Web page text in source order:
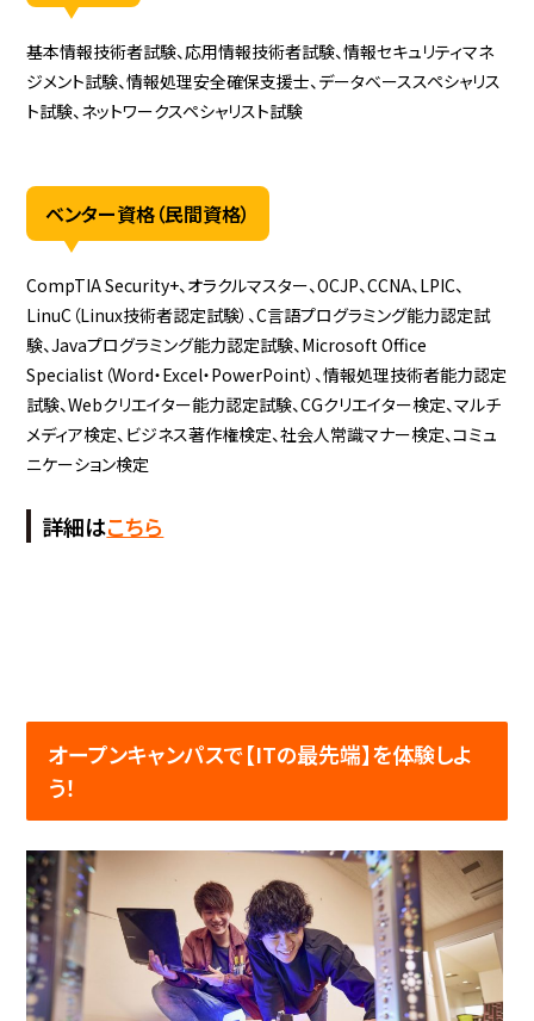
基本情報技術者試験、応用情報技術者試験、情報セキュリティマネ
ジメント試験、情報処理安全確保支援士、データベーススペシャリス
ト試験、ネットワークスペシャリスト試験
ベンター資格（民間資格）
CompTIA Security+、オラクルマスター、OCJP、CCNA、LPIC、
LinuC（Linux技術者認定試験）、C言語プログラミング能力認定試
験、Javaプログラミング能力認定試験、Microsoft Office
Specialist（Word・Excel・PowerPoint）、情報処理技術者能力認定
試験、Webクリエイター能力認定試験、CGクリエイター検定、マルチ
メディア検定、ビジネス著作権検定、社会人常識マナー検定、コミュ
ニケーション検定
詳細はこちら
オープンキャンパスで【ITの最先端】を体験しよ
う！